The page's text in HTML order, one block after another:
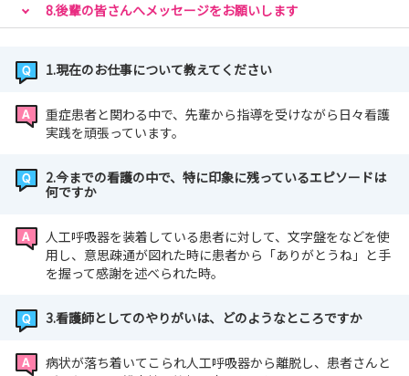
8.後輩の皆さんへメッセージをお願いします
1.現在のお仕事について教えてください
重症患者と関わる中で、先輩から指導を受けながら日々看護
実践を頑張っています。
2.今までの看護の中で、特に印象に残っているエピソードは
何ですか
人工呼吸器を装着している患者に対して、文字盤をなどを使
用し、意思疎通が図れた時に患者から「ありがとうね」と手
を握って感謝を述べられた時。
3.看護師としてのやりがいは、どのようなところですか
病状が落ち着いてこられ人工呼吸器から離脱し、患者さんと